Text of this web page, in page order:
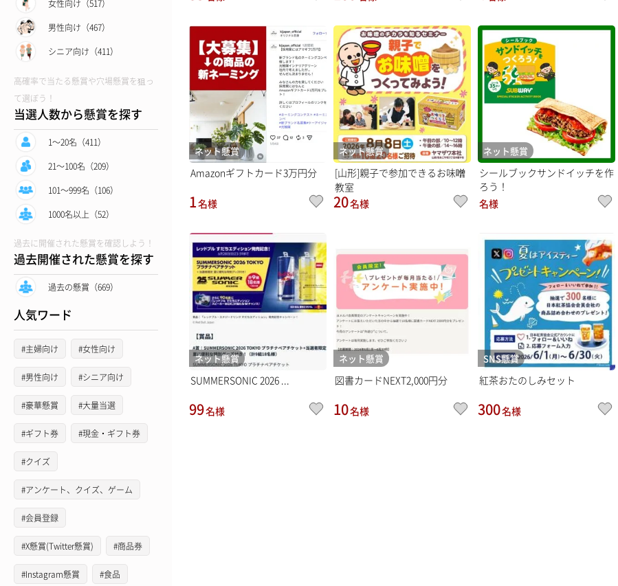
女性向け（517）
男性向け（467）
シニア向け（411）
高確率で当たる懸賞や穴場懸賞を狙っ
て選ぼう！
当選人数から懸賞を探す
1〜20名（411）
21〜100名（209）
101〜999名（106）
1000名以上（52）
過去に開催された懸賞を確認しよう！
過去開催された懸賞を探す
過去の懸賞（669）
人気ワード
#主婦向け #女性向け
#男性向け #シニア向け
#豪華懸賞 #大量当選
#ギフト券 #現金・ギフト券
#クイズ
#アンケート、クイズ、ゲーム
#会員登録
#X懸賞(Twitter懸賞) #商品券
#Instagram懸賞 #食品
ネット懸賞
Amazonギフトカード3万円分
1名様
ネット懸賞
[山形]親子で参加できるお味噌
教室
20名様
ネット懸賞
シールブックサンドイッチを作
ろう！
名様
ネット懸賞
SUMMERSONIC 2026 ...
99名様
ネット懸賞
図書カードNEXT2,000円分
10名様
SNS懸賞
紅茶おたのしみセット
300名様